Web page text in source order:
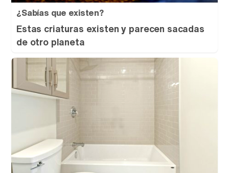
¿Sabías que existen?
Estas criaturas existen y parecen sacadas
de otro planeta